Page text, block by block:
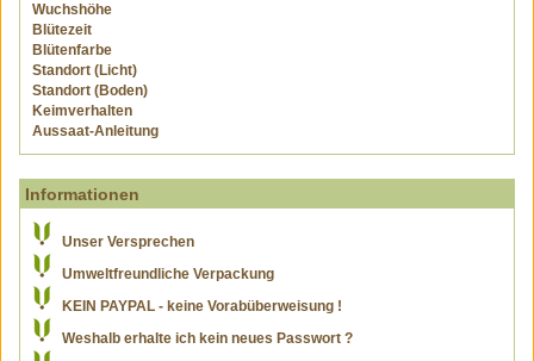
Wuchshöhe
Blütezeit
Blütenfarbe
Standort (Licht)
Standort (Boden)
Keimverhalten
Aussaat-Anleitung
Informationen
Unser Versprechen
Umweltfreundliche Verpackung
KEIN PAYPAL - keine Vorabüberweisung !
Weshalb erhalte ich kein neues Passwort ?